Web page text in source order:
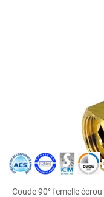
Coude 90° femelle